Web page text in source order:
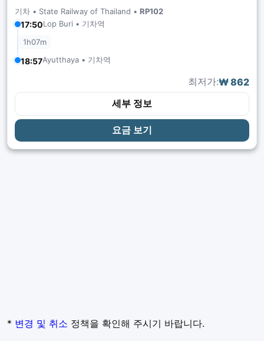
기차 • State Railway of Thailand • RP102
17:50Lop Buri • 기차역
1h07m
18:57Ayutthaya • 기차역
최저가:₩ 862
세부 정보
요금 보기
* 변경 및 취소 정책을 확인해 주시기 바랍니다.